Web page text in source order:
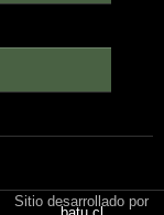
Sitio desarrollado por